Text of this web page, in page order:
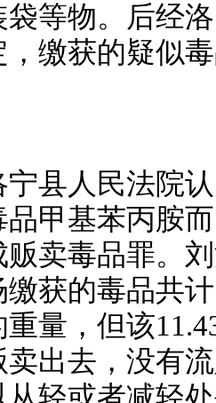
等物。后经
缴获的疑似
人民法院认
甲基苯丙胺
卖毒品罪。
获的毒品共
重量，但该
出去，没有